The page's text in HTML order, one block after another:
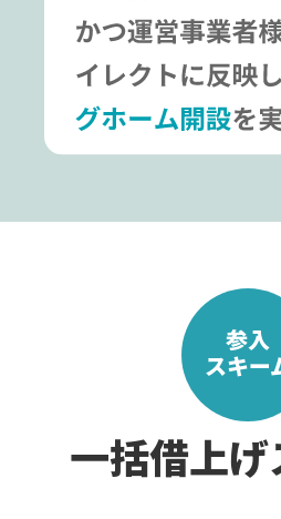
参入
スキー
一括借上